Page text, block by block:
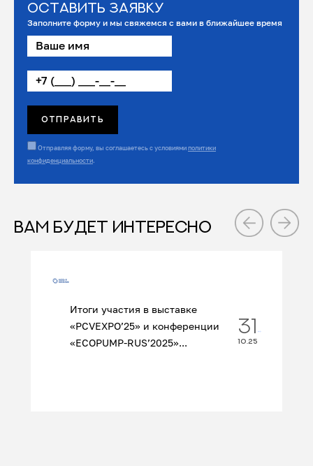
Оставить заявку
Заполните форму и мы свяжемся с вами в ближайшее время
Отправляя форму, вы соглашаетесь с условиямиполитики
конфиденциальности.
ВАМ БУДЕТ ИНТЕРЕСНО
Итоги участия в выставке
«PCVEXPO’25» и конференции
«ECOPUMP‑RUS’2025»...
31
10.25